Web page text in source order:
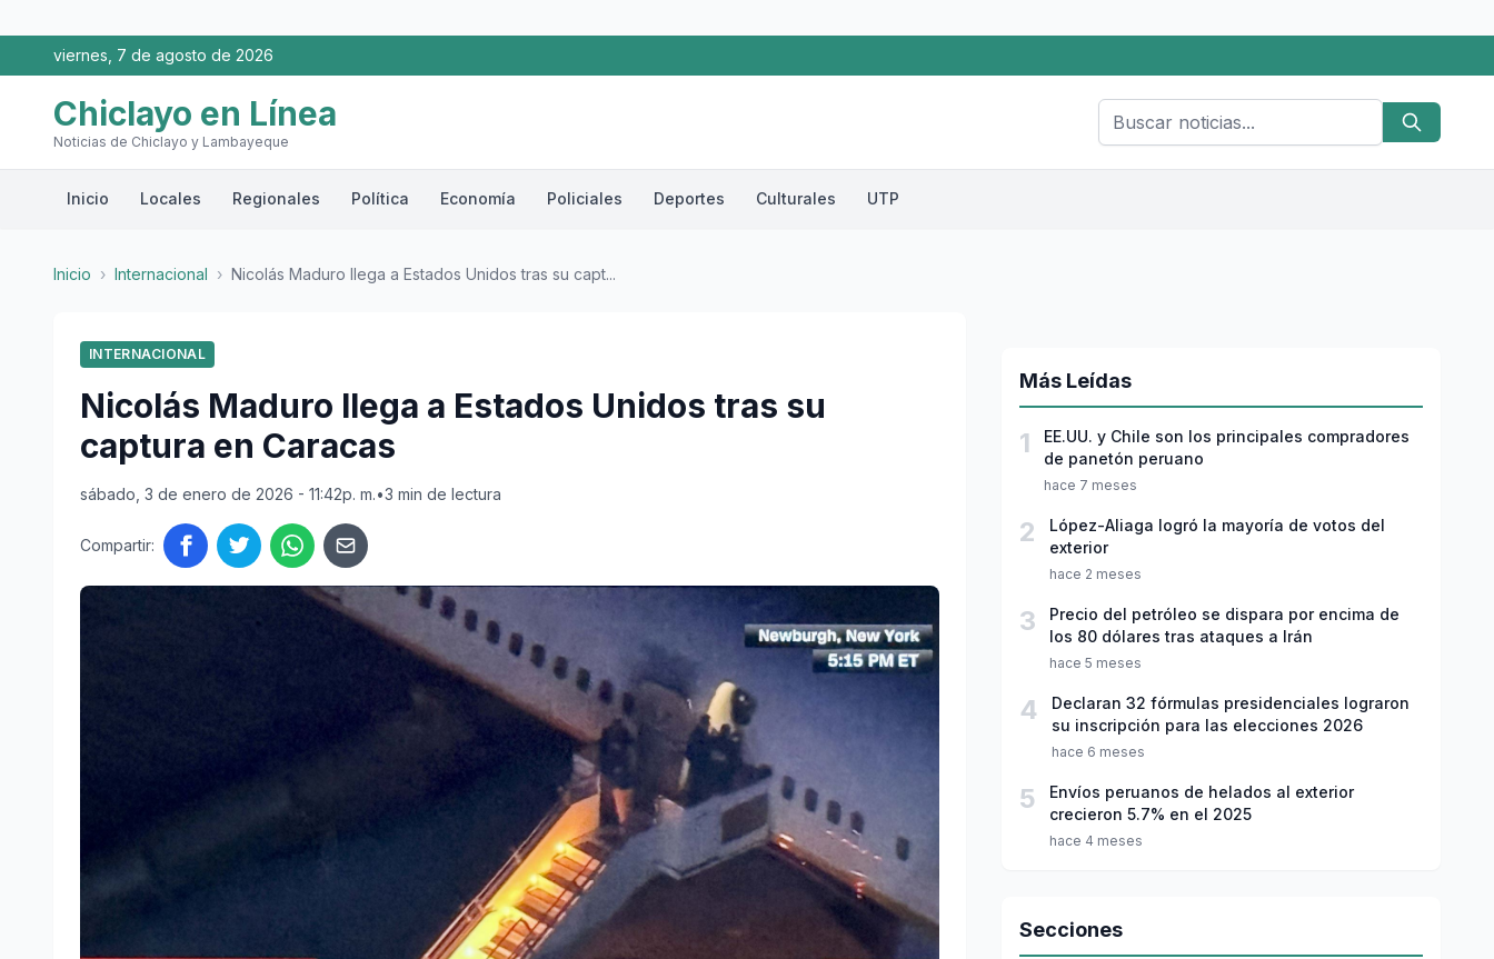
viernes, 7 de agosto de 2026
Chiclayo en Línea
Noticias de Chiclayo y Lambayeque
Inicio Locales Regionales Política Economía Policiales Deportes Culturales UTP
Inicio › Internacional › Nicolás Maduro llega a Estados Unidos tras su capt...
INTERNACIONAL
Nicolás Maduro llega a Estados Unidos tras su
captura en Caracas
sábado, 3 de enero de 2026 - 11:42p. m.•3 min de lectura
Compartir:
Más Leídas
1
EE.UU. y Chile son los principales compradores
de panetón peruano
hace 7 meses
2
López-Aliaga logró la mayoría de votos del
exterior
hace 2 meses
3
Precio del petróleo se dispara por encima de
los 80 dólares tras ataques a Irán
hace 5 meses
4
Declaran 32 fórmulas presidenciales lograron
su inscripción para las elecciones 2026
hace 6 meses
5
Envíos peruanos de helados al exterior
crecieron 5.7% en el 2025
hace 4 meses
Secciones